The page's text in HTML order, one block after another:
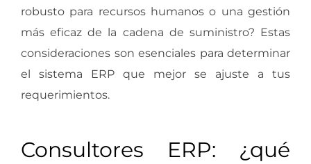
robusto para recursos humanos o una gestión
más eficaz de la cadena de suministro? Estas
consideraciones son esenciales para determinar
el sistema ERP que mejor se ajuste a tus
requerimientos.
Consultores ERP: ¿qué